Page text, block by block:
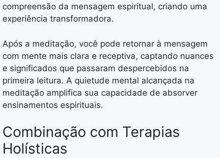
compreensão da mensagem espiritual, criando uma
experiência transformadora.
Após a meditação, você pode retornar à mensagem
com mente mais clara e receptiva, captando nuances
e significados que passaram despercebidos na
primeira leitura. A quietude mental alcançada na
meditação amplifica sua capacidade de absorver
ensinamentos espirituais.
Combinação com Terapias
Holísticas